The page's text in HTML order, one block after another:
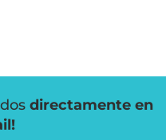
directamente en